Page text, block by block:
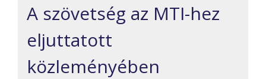
A szövetség az MTI-hez
eljuttatott
közleményében